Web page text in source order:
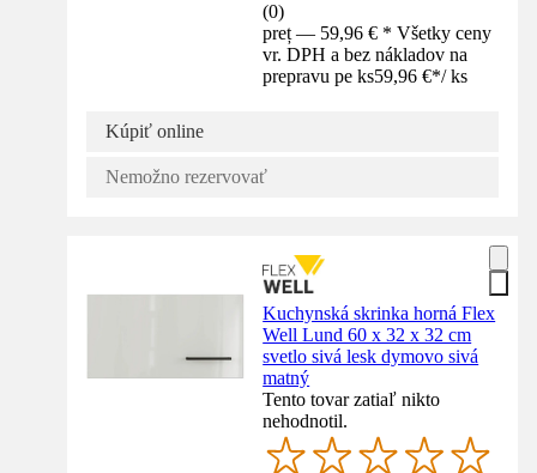
(0)
preț — 59,96 € * Všetky ceny
vr. DPH a bez nákladov na
prepravu pe ks59,96 €*/ ks
Kúpiť online
Nemožno rezervovať
Kuchynská skrinka horná Flex
Well Lund 60 x 32 x 32 cm
svetlo sivá lesk dymovo sivá
matný
Tento tovar zatiaľ nikto
nehodnotil.